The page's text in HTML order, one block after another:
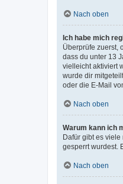
Nach oben
Ich habe mich
Überprüfe zuerst,
dass du unter 13
vielleicht aktiviert
wurde dir
oder die E-Mail
Nach oben
Warum kann ich
Dafür gibt es
gesperrt wurdest.
Nach oben